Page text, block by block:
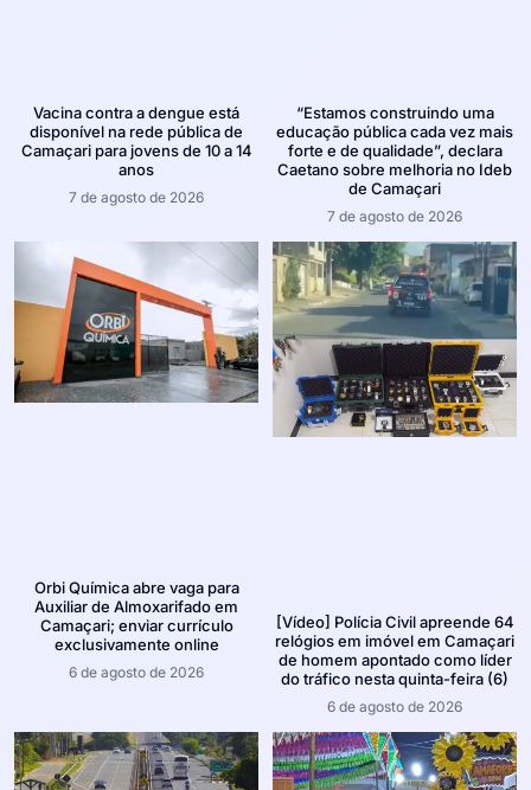
Vacina contra a dengue está
disponível na rede pública de
Camaçari para jovens de 10 a 14
anos
7 de agosto de 2026
“Estamos construindo uma
educação pública cada vez mais
forte e de qualidade”, declara
Caetano sobre melhoria no Ideb
de Camaçari
7 de agosto de 2026
Orbi Química abre vaga para
Auxiliar de Almoxarifado em
Camaçari; enviar currículo
exclusivamente online
6 de agosto de 2026
[Vídeo] Polícia Civil apreende 64
relógios em imóvel em Camaçari
de homem apontado como líder
do tráfico nesta quinta-feira (6)
6 de agosto de 2026